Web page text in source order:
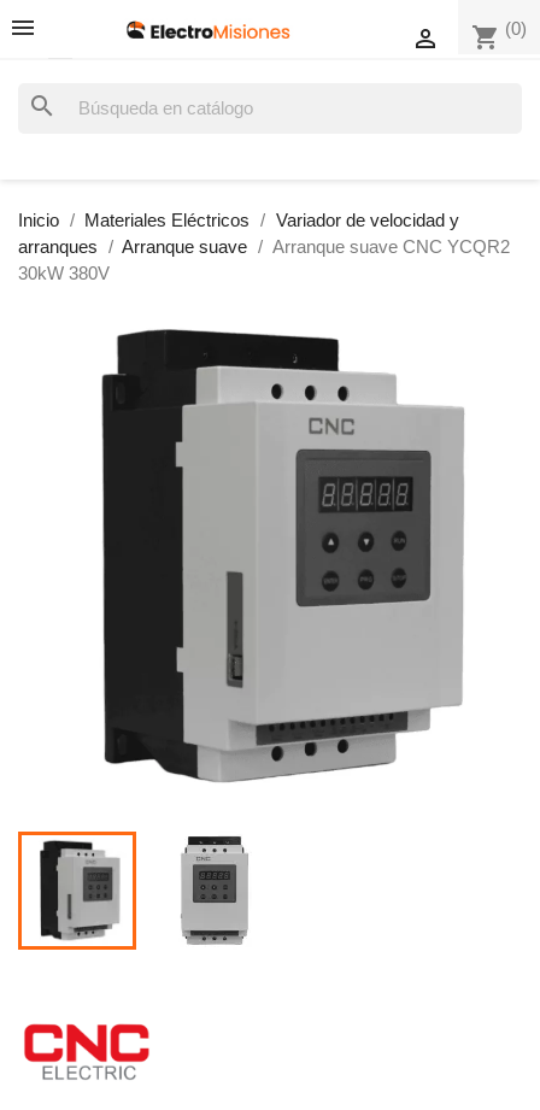
shopping_cart (0)

search
Inicio Materiales Eléctricos
Variador de velocidad y
arranques
Arranque suave
Arranque suave CNC YCQR2
30kW 380V